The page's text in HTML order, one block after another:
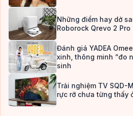
Những điểm hay dở
Roborock Qrevo 2 Pro
Đánh giá YADEA
xinh, thông minh “đo
sinh
Trải nghiệm TV SQD-
rực rỡ chưa từng thấy